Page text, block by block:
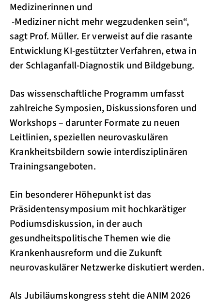
Medizinerinnen und
-Mediziner nicht mehr wegzudenken sein“,
sagt Prof. Müller. Er verweist auf die rasante
Entwicklung KI-gestützter Verfahren, etwa in
der Schlaganfall-Diagnostik und Bildgebung.
Das wissenschaftliche Programm umfasst
zahlreiche Symposien, Diskussionsforen und
Workshops – darunter Formate zu neuen
Leitlinien, speziellen neurovaskulären
Krankheitsbildern sowie interdisziplinären
Trainingsangeboten.
Ein besonderer Höhepunkt ist das
Präsidentensymposium mit hochkarätiger
Podiumsdiskussion, in der auch
gesundheitspolitische Themen wie die
Krankenhausreform und die Zukunft
neurovaskulärer Netzwerke diskutiert werden.
Als Jubiläumskongress steht die ANIM 2026